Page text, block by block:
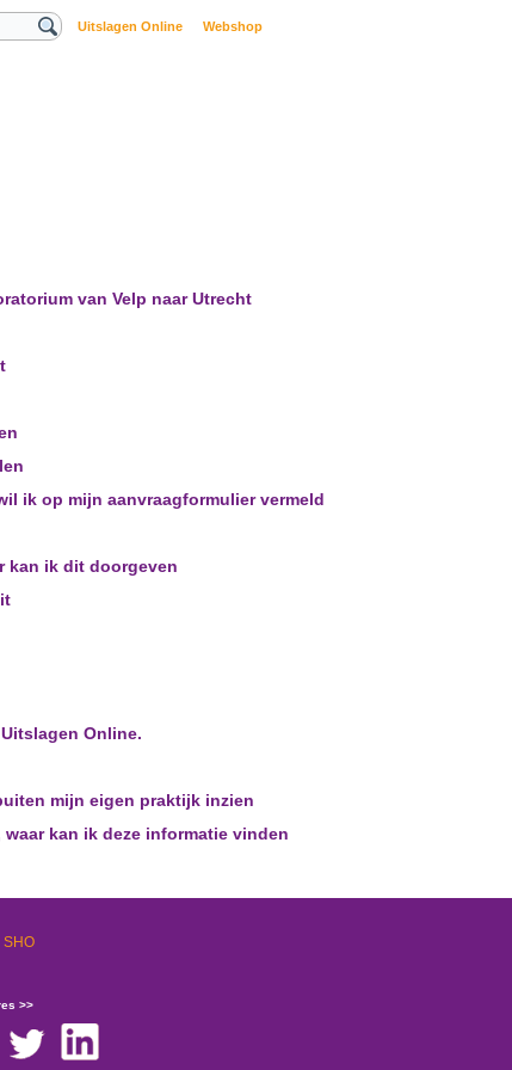
Uitslagen Online Webshop
van Velp naar Utrecht
ik op mijn aanvraagformulier vermeld
kan ik dit doorgeven
Online.
mijn eigen praktijk inzien
kan ik deze informatie vinden
SHO
>>